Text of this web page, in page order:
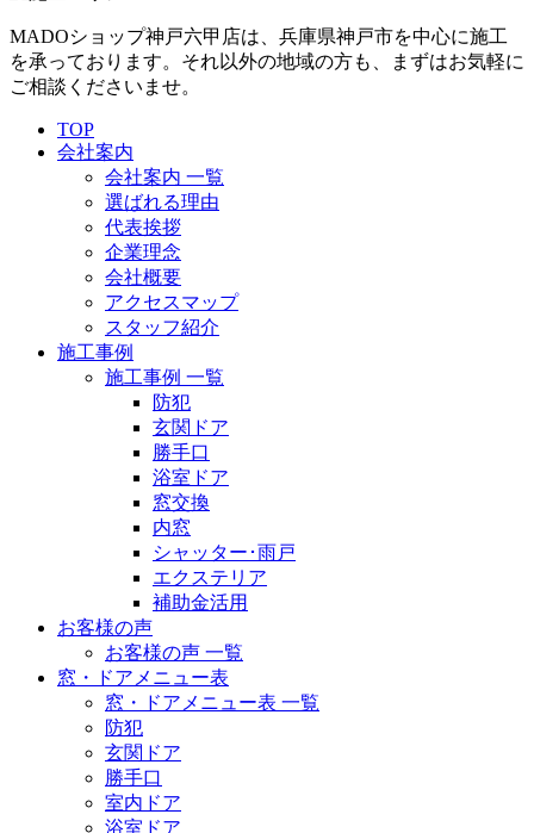
MADOショップ神戸六甲店は、兵庫県神戸市を中心に施工
を承っております。それ以外の地域の方も、まずはお気軽に
ご相談くださいませ。
TOP
会社案内
会社案内 一覧
選ばれる理由
代表挨拶
企業理念
会社概要
アクセスマップ
スタッフ紹介
施工事例
施工事例 一覧
防犯
玄関ドア
勝手口
浴室ドア
窓交換
内窓
シャッター･雨戸
エクステリア
補助金活用
お客様の声
お客様の声 一覧
窓・ドアメニュー表
窓・ドアメニュー表 一覧
防犯
玄関ドア
勝手口
室内ドア
浴室ドア